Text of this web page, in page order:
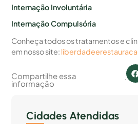
Internação Involuntária
Internação Compulsória
Conheça todos os tratamentos e
em nosso site:
Compartilhe essa
informação
Cidades Atendidas